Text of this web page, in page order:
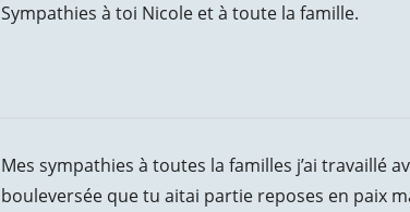
Sympathies à toi Nicole et à toute la famille.
Mes sympathies à toutes la familles j’ai travaillé
bouleversée que tu aitai partie reposes en paix